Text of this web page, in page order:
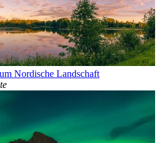
Nordische Landschaft